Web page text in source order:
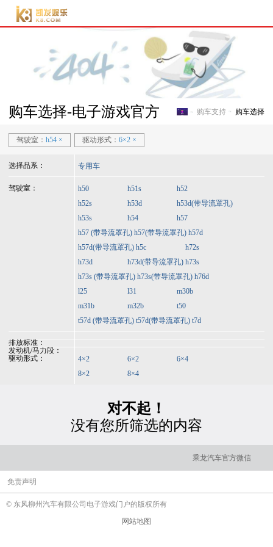
电子游戏官方-电子游
购车选择-电子游戏官方 购车支持 购车选择
驾驶室： h54 × 驱动形式： 6×2 ×
选择品系： 专用车
驾驶室： h50 h51s
h52
h52s
h53d
h53d(带导流罩孔)
h53s
h54
h57
h57 (带导流罩孔) h57(带导流罩孔) h57d
h57d(带导流罩孔) h5c
h72s
h73d
h73d(带导流罩孔) h73s
h73s (带导流罩孔) h73s(带导流罩孔) h76d
l25
l31
m30b
m31b
m32b
t50
t57d (带导流罩孔) t57d(带导流罩孔) t7d
排放标准：
发动机/马力段：
驱动形式：
4×2 6×2
6×4
8×2
8×4
对不起！
没有您所筛选的内容
乘龙汽车官方微信
免责声明
© 东风柳州汽车有限公司电子游戏门户的版权所有
网站地图